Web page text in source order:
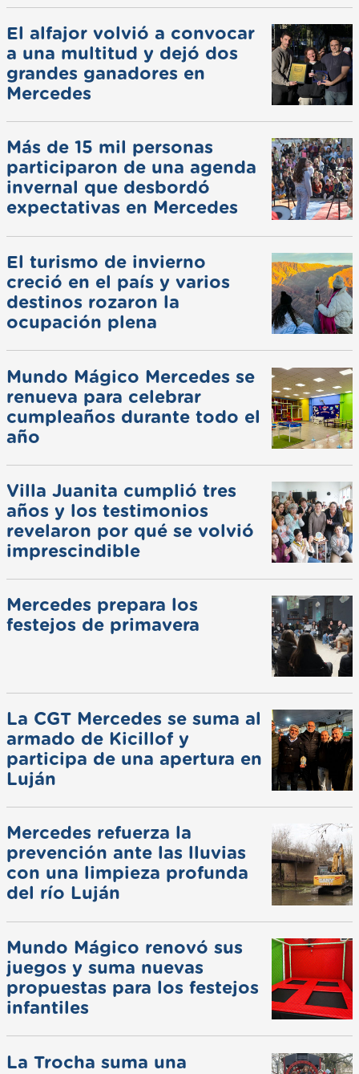
El alfajor volvió a convocar
a una multitud y dejó dos
grandes ganadores en
Mercedes
Más de 15 mil personas
participaron de una agenda
invernal que desbordó
expectativas en Mercedes
El turismo de invierno
creció en el país y varios
destinos rozaron la
ocupación plena
Mundo Mágico Mercedes se
renueva para celebrar
cumpleaños durante todo el
año
Villa Juanita cumplió tres
años y los testimonios
revelaron por qué se volvió
imprescindible
Mercedes prepara los
festejos de primavera
La CGT Mercedes se suma al
armado de Kicillof y
participa de una apertura en
Luján
Mercedes refuerza la
prevención ante las lluvias
con una limpieza profunda
del río Luján
Mundo Mágico renovó sus
juegos y suma nuevas
propuestas para los festejos
infantiles
La Trocha suma una